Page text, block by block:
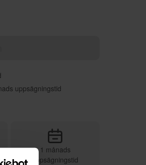
uppsägningstid
1 månads
uppsägningstid